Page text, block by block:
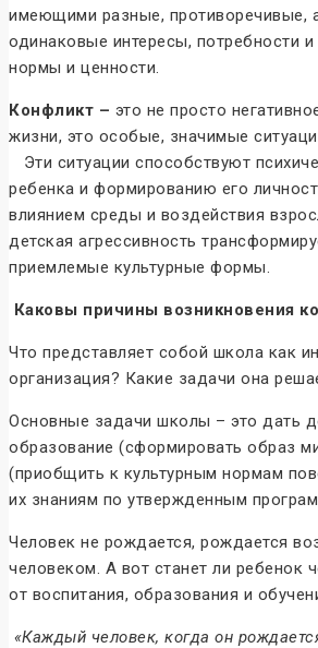
имеющими разные, противоречивые,
одинаковые интересы, потребности и
нормы и ценности.
Конфликт – это не просто
жизни, это особые, значимые
Эти ситуации способствуют
ребенка и формированию его
влиянием среды и воздействия
детская агрессивность
приемлемые культурные формы.
Каковы причины возникновения
Что представляет собой школа как
организация? Какие задачи она
Основные задачи школы – это дать
образование (сформировать образ
(приобщить к культурным нормам
их знаниям по утвержденным
Человек не рождается, рождается
человеком. А вот станет ли ребенок
от воспитания, образования и
«Каждый человек, когда он